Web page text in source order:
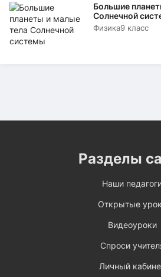
Большие
Солнечной
Физика9 класс
Разделы
Наши
Открытые
Видеоуроки
Спроси
Личный